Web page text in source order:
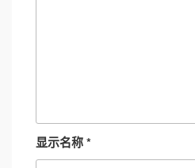
显示名称*